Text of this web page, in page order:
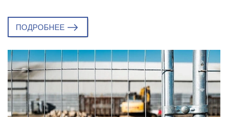
ПОДРОБНЕЕ